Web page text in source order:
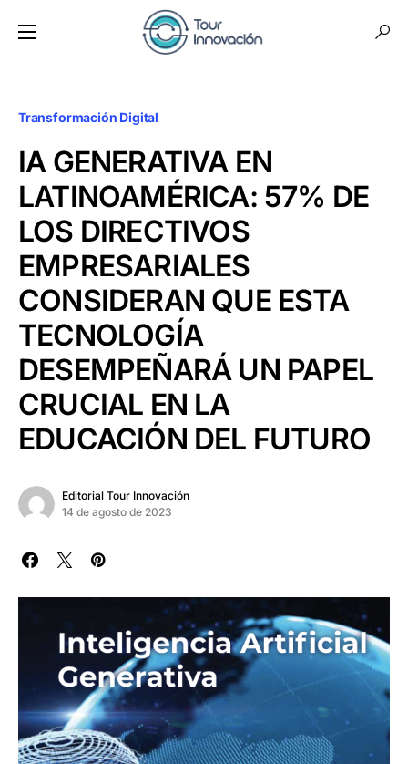
Transformación Digital
IA GENERATIVA EN
LATINOAMÉRICA: 57% DE
LOS DIRECTIVOS
EMPRESARIALES
CONSIDERAN QUE ESTA
TECNOLOGÍA
DESEMPEÑARÁ UN PAPEL
CRUCIAL EN LA
EDUCACIÓN DEL FUTURO
Editorial Tour Innovación
14 de agosto de 2023